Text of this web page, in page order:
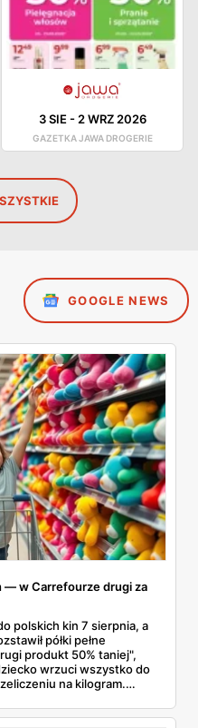
3 SIE-2 WRZ 2026
GAZETKA JAWA DROGERIE
GOOGLE NEWS
— w Carrefourze drugi za
polskich kin 7 sierpnia, a
półki pełne
produkt 50% taniej",
wrzuci wszystko do
na kilogram.
do mrożenia i rurki